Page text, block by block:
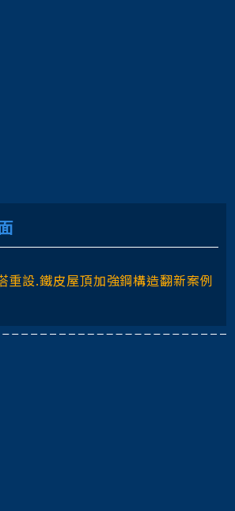
重設.鐵皮屋頂加強鋼構造翻新案例